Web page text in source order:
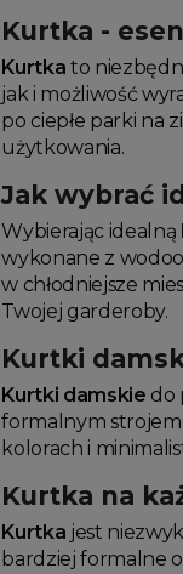
Kurtka -
Kurtka to
jak i możliwość
po ciepłe parki na
użytkowania.
Jak wybrać
Wybierając idealną
wykonane z
w chłodniejsze
Twojej garderoby.
Kurtki
Kurtki damskie do
formalnym
kolorach i
Kurtka na
Kurtka jest
bardziej formalne